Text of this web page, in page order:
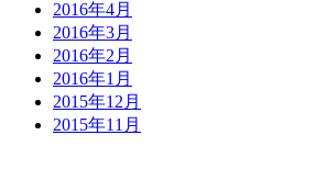
2016年4月
2016年3月
2016年2月
2016年1月
2015年12月
2015年11月